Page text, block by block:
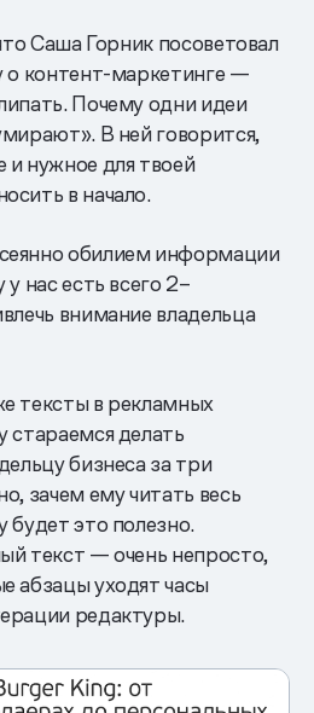
Саша Горник посоветовал
о контент-маркетинге —
Почему одни идеи
В ней говорится,
нужное для твоей
в начало.
обилием информации
нас есть всего 2–
внимание владельца
тексты в рекламных
стараемся делать
бизнеса за три
зачем ему читать весь
будет это полезно.
текст — очень непросто,
абзацы уходят часы
редактуры.